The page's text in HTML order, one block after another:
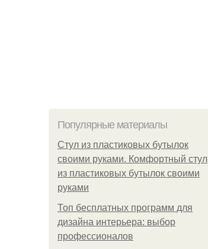
Популярные материалы
Стул из пластиковых бутылок
своими руками. Комфортный стул
из пластиковых бутылок своими
руками
Топ бесплатных программ для
дизайна интерьера: выбор
профессионалов